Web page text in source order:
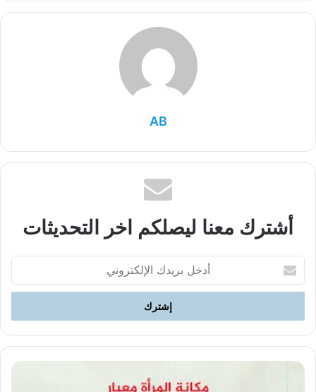
AB
أشترك معنا ليصلكم اخر التحديثات
بريدك
الإلكتروني
مكانة